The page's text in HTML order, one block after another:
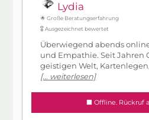
Lydia
🌟 Große Beratungserfahrung
🎖️ Ausgezeichnet bewertet
Überwiegend abends
und Empathie. Seit Jahren
geistigen Welt,
[... weiterlesen]
Offline. Rückruf